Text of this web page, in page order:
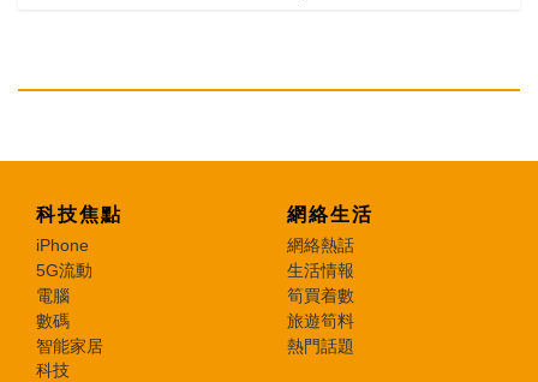
科技焦點
iPhone
5G流動
電腦
數碼
智能家居
科技
網絡生活
網絡熱話
生活情報
筍買着數
旅遊筍料
熱門話題